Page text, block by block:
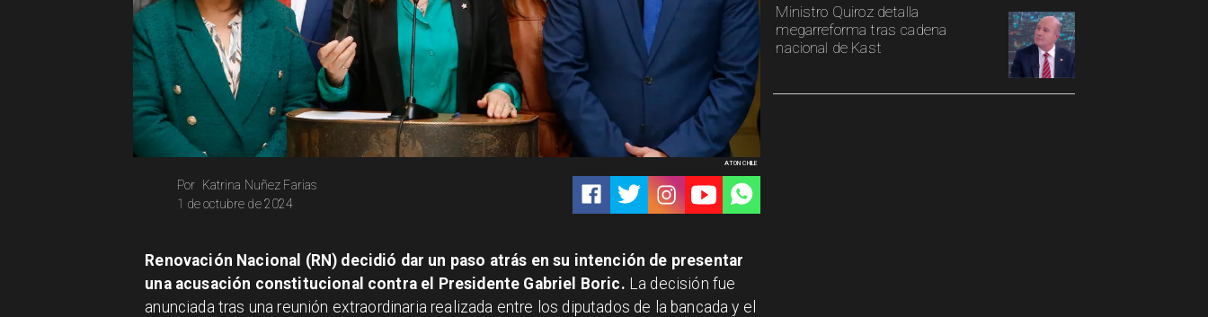
Katrina Nuñez Farias
Por
1 de octubre de 2024
ATON CHILE
Ministro Quiroz detalla
megarreforma tras cadena
nacional de Kast
Renovación Nacional (RN) decidió dar un paso atrás en su intención de presentar
una acusación constitucional contra el Presidente Gabriel Boric. La decisión fue
anunciada tras una reunión extraordinaria realizada entre los diputados de la bancada y el